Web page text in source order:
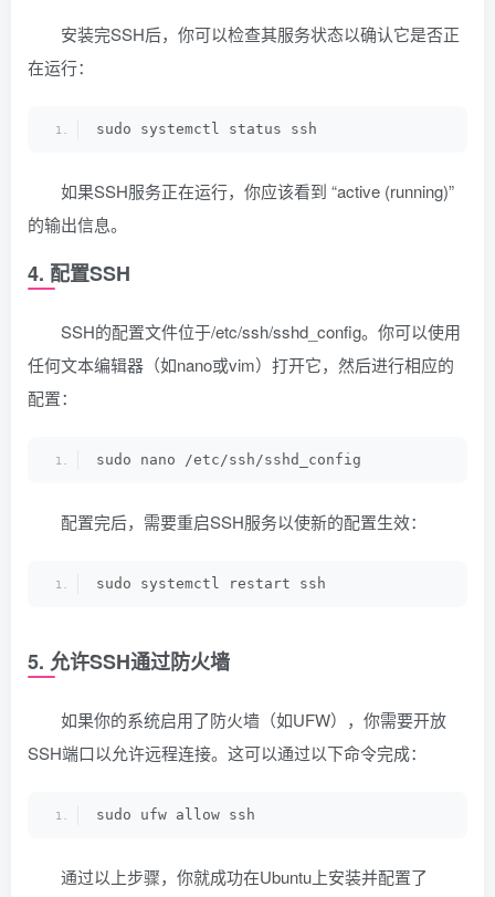
安装完SSH后，你可以检查其服务状态以确认它是否正
在运行：
sudo systemctl status ssh
如果SSH服务正在运行，你应该看到 “active (running)”
的输出信息。
4. 配置SSH
SSH的配置文件位于/etc/ssh/sshd_config。你可以使用
任何文本编辑器（如nano或vim）打开它，然后进行相应的
配置：
sudo nano /etc/ssh/sshd_config
配置完后，需要重启SSH服务以使新的配置生效：
sudo systemctl restart ssh
5. 允许SSH通过防火墙
如果你的系统启用了防火墙（如UFW），你需要开放
SSH端口以允许远程连接。这可以通过以下命令完成：
sudo ufw allow ssh
通过以上步骤，你就成功在Ubuntu上安装并配置了